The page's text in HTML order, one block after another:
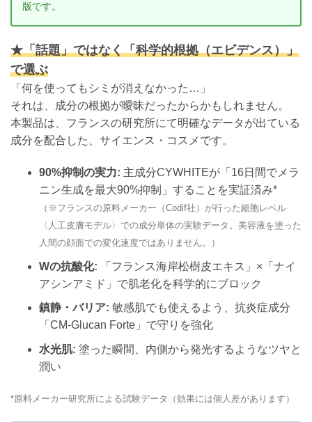
版です。
★「話題」ではなく「科学的根拠（エビデンス）」
で選ぶ
「何を使ってもシミが消えなかった…」
それは、成分の根拠が曖昧だったからかもしれません。
本製品は、フランスの研究所にて明確なデータが出ている
成分を配合した、サイエンス・コスメです。
90%抑制の実力: 主成分CYWHITEが「16日間でメラ
ニン生成を最大90%抑制」することを実証済み*
（※フランスの原料メーカー（Codif社）が行った細胞レベル
〈人工皮膚モデル〉での成分単体の実験データ。美容液を塗った
人間の顔面での変化速度ではありません。）
Wの抗酸化: 「フランス海岸松樹皮エキス」×「ナイ
アシンアミド」で肌老化を科学的にブロック
鎮静・バリア: 敏感肌でも使えるよう、抗炎症成分
「CM-Glucan Forte」で守りを強化
水光肌: 塗った瞬間、内側から発光するようなツヤと
潤い
*原料メーカー研究所による試験データ（効果には個人差があります）